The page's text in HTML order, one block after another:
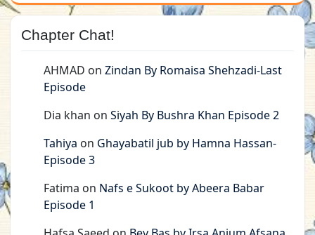
Chapter Chat!
AHMAD on Zindan By Romaisa Shehzadi-Last
Episode
Dia khan on Siyah By Bushra Khan Episode 2
Tahiya on Ghayabatil jub by Hamna Hassan-
Episode 3
Fatima on Nafs e Sukoot by Abeera Babar
Episode 1